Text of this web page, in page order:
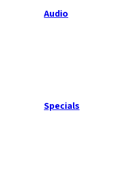
Audio
Specials